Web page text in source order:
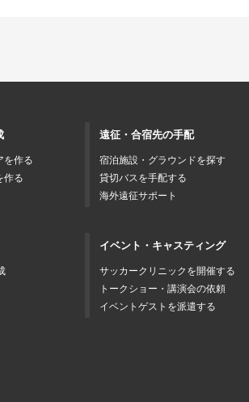
を作る
作る
遠征・合宿先の手配
宿泊施設・グラウンドを探す
貸切バスを手配する
海外遠征サポート
イベント・キャスティング
サッカークリニックを開催する
トークショー・講演会の依頼
イベントゲストを派遣する